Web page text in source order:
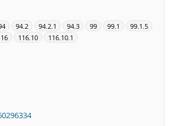
94.2 94.2.1 94.3 99 99.1
99.1.5
116.10 116.10.1